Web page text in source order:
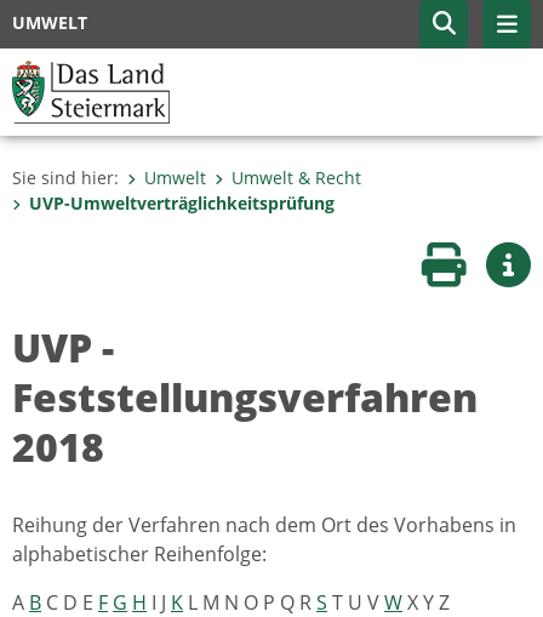
UMWELT
Sie sind hier: Umwelt
Umwelt & Recht
UVP-Umweltverträglich­keitsprüfung
Seite
UVP -
Feststellungsverfahren
2018
Reihung der Verfahren nach dem Ort des Vorhabens in
alphabetischer Reihenfolge:
A B C D E F G H I J K L M N O P Q RS T U VWX Y Z